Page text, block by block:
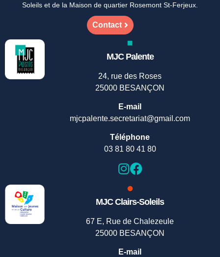
Soleils et de la Maison de quartier Rosemont St-Ferjeux.
Contact
MJC Palente
24, rue des Roses
25000 BESANÇON
E-mail
mjcpalente.secretariat@gmail.com
Téléphone
03 81 80 41 80
MJC Clairs-Soleils
67 E, Rue de Chalezeule
25000 BESANÇON
E-mail